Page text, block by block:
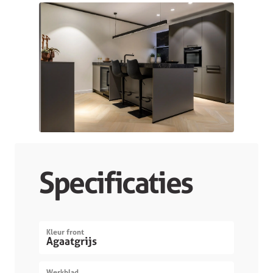
Specificaties
Kleur front
Agaatgrijs